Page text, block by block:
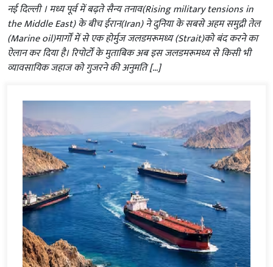
नई दिल्ली । मध्य पूर्व में बढ़ते सैन्य तनाव(Rising military tensions in
the Middle East) के बीच ईरान(Iran) ने दुनिया के सबसे अहम समुद्री तेल
(Marine oil)मार्गों में से एक होर्मुज जलडमरूमध्य (Strait)को बंद करने का
ऐलान कर दिया है। रिपोर्टों के मुताबिक अब इस जलडमरूमध्य से किसी भी
व्यावसायिक जहाज को गुजरने की अनुमति […]